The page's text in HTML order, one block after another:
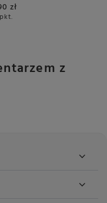
tuba
zł
pkt.
z